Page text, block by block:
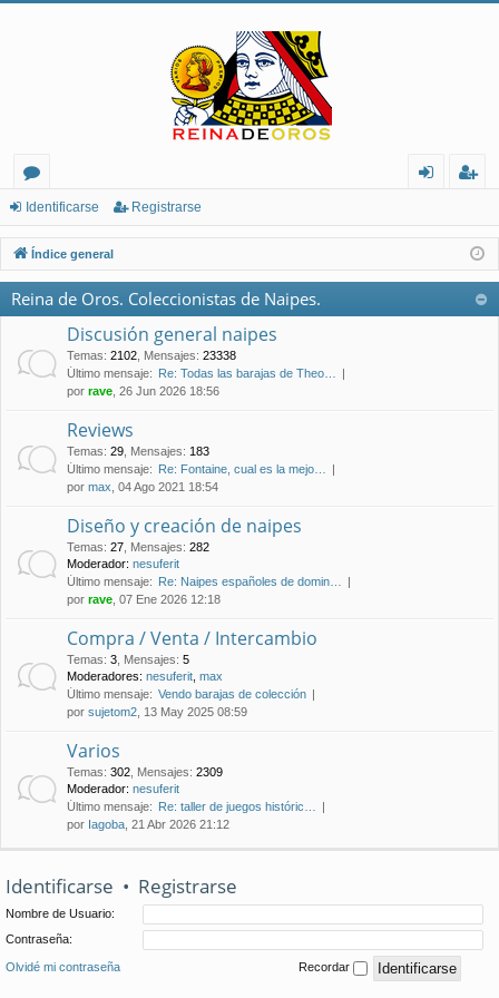
or
os
nt
ifi
ist
ra
Identificarse Registrarse
Índice general
Reina de Oros. Coleccionistas de Naipes.
Discusión general naipes
Temas: 2102 Mensajes: 23338
Último mensaje: Re: Todas las barajas de Theo…
por rave , 26 Jun 2026 18:56
Reviews
Temas: 29 Mensajes: 183
Último mensaje: Re: Fontaine, cual es la mejo…
por max , 04 Ago 2021 18:54
Diseño y creación de naipes
Temas: 27 Mensajes: 282
Moderador: nesuferit
Último mensaje: Re: Naipes españoles de domin…
por rave , 07 Ene 2026 12:18
Compra / Venta / Intercambio
Temas: 3 Mensajes: 5
Moderadores: nesuferit max
Último mensaje: Vendo barajas de colección
por sujetom2 , 13 May 2025 08:59
Varios
Temas: 302 Mensajes: 2309
Moderador: nesuferit
Último mensaje: Re: taller de juegos históric…
por Iagoba , 21 Abr 2026 21:12
Identificarse • Registrarse
Nombre de Usuario:
Contraseña:
Olvidé mi contraseña Recordar